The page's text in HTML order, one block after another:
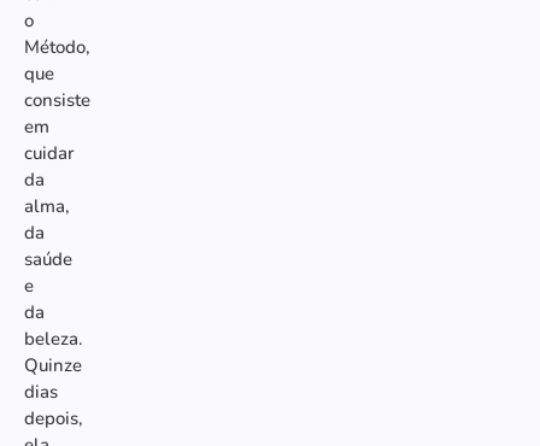
o
Método,
que
consiste
em
cuidar
da
alma,
da
saúde
e
da
beleza.
Quinze
dias
depois,